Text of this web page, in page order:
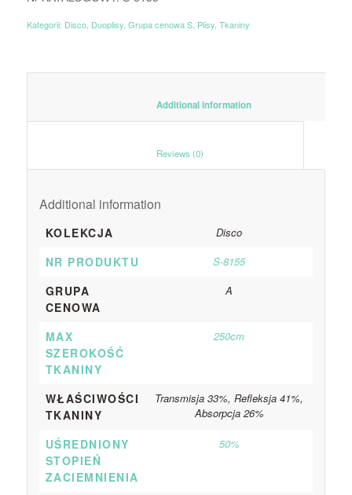
Kategorii: Disco, Duoplisy, Grupa cenowa S, Plisy, Tkaniny
						Additional information
Additional information
KOLEKCJA Disco
NR PRODUKTU S-8155
GRUPA
CENOWA
A
MAX
SZEROKOŚĆ
TKANINY
250cm
WŁAŚCIWOŚCI
TKANINY
Transmisja 33%, Refleksja 41%,
Absorpcja 26%
UŚREDNIONY
STOPIEŃ
ZACIEMNIENIA
50%